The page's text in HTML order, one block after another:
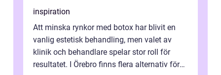
inspiration
Att minska rynkor med botox har blivit en
vanlig estetisk behandling, men valet av
klinik och behandlare spelar stor roll för
resultatet. I Örebro finns flera alternativ för